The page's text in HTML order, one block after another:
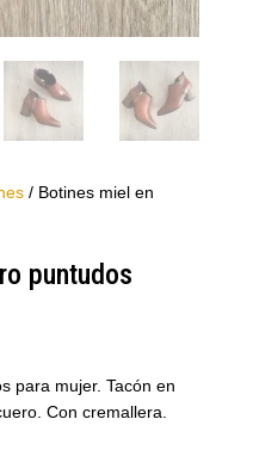
/ Botines miel en
puntudos
para mujer. Tacón en
Con cremallera.